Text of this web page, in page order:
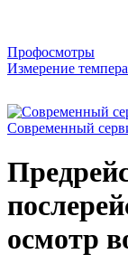
Профосмотры
Измерение
Cовременный
осмотр